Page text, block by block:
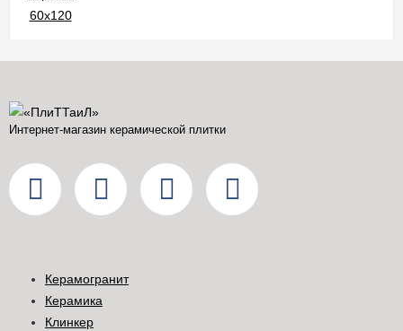
Интернет-магазин керамической плитки
Керамогранит
Керамика
Клинкер